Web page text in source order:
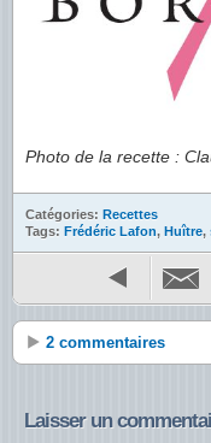
Photo de la recette :
Catégories: Recettes
Tags: Frédéric Lafon, Huître,
2 commentaires
Laisser un